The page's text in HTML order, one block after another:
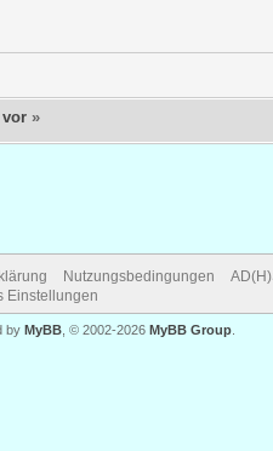
vor »
Nutzungsbedingungen
Einstellungen
by MyBB , © 2002-2026 MyBB Group